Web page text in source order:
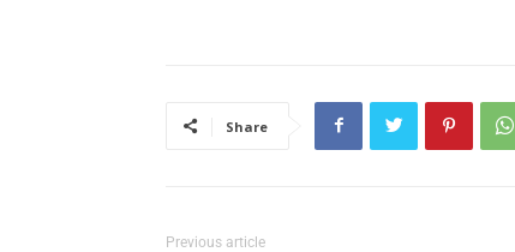
Share
Previous article